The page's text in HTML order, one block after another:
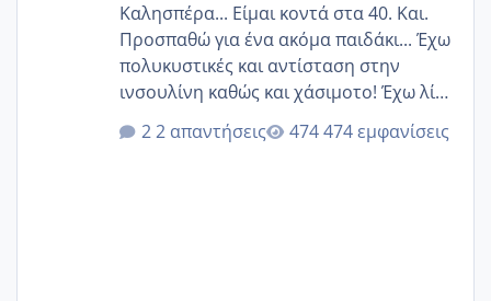
Καλησπέρα... Είμαι κοντά στα 40. Και.
Προσπαθώ για ένα ακόμα παιδάκι... Έχω
πολυκυστικές και αντίσταση στην
ινσουλίνη καθώς και χάσιμοτο! Έχω λίγα
κιλά παραπάνω και όσο κ αν προσπαθώ
δεν χάνω εύκολα! Προσπαθώ για ακόμη
2 απαντήσεις 474 εμφανίσεις